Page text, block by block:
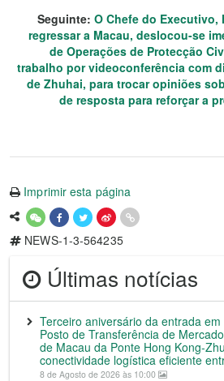
Seguinte: O Chefe do Executivo,
regressar a Macau, deslocou-se
de Operações de Protecção
trabalho por videoconferência com
de Zhuhai, para trocar opiniões
de resposta para reforçar a
Imprimir esta página
NEWS-1-3-564235
Últimas notícias
Terceiro aniversário da entrada
Posto de Transferência de
de Macau da Ponte Hong Kong-
conectividade logística eficiente
8 de Agosto de 2026 às 10:00